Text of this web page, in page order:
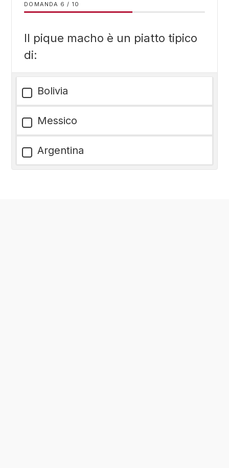
DOMANDA / 10
Il pique macho è un piatto tipico
di:
Bolivia
Messico
Argentina